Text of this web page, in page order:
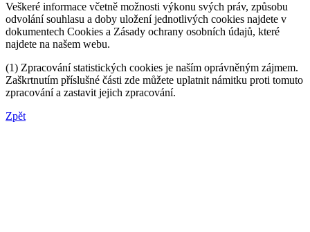
Veškeré informace včetně možnosti výkonu svých práv, způsobu
odvolání souhlasu a doby uložení jednotlivých cookies najdete v
dokumentech Cookies a Zásady ochrany osobních údajů, které
najdete na našem webu.
(1) Zpracování statistických cookies je naším oprávněným zájmem.
Zaškrtnutím příslušné části zde můžete uplatnit námitku proti tomuto
zpracování a zastavit jejich zpracování.
Zpět